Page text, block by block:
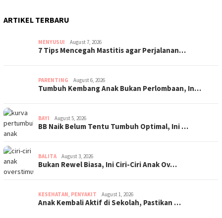
ARTIKEL TERBARU
MENYUSUI August 7, 2026
7 Tips Mencegah Mastitis agar Perjalanan…
PARENTING August 6, 2026
Tumbuh Kembang Anak Bukan Perlombaan, In…
BAYI August 5, 2026
BB Naik Belum Tentu Tumbuh Optimal, Ini …
BALITA August 3, 2026
Bukan Rewel Biasa, Ini Ciri-Ciri Anak Ov…
KESEHATAN, PENYAKIT August 1, 2026
Anak Kembali Aktif di Sekolah, Pastikan …